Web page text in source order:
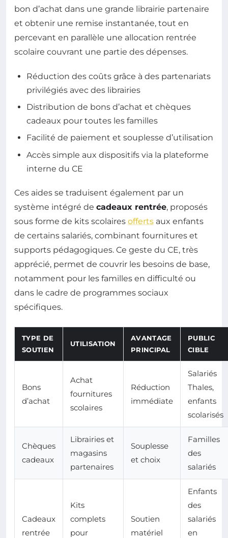
bon d’achat dans une grande librairie partenaire
et obtenir une remise instantanée, tout en
percevant en parallèle une allocation rentrée
scolaire couvrant une partie des dépenses.
Réduction des coûts grâce à des partenariats
privilégiés avec des librairies
Distribution de bons d’achat et chèques
cadeaux pour toutes les familles
Facilité de paiement et souplesse d’utilisation
Accès simple aux dispositifs via la plateforme
interne du CE
Ces aides se traduisent également par un
système intégré de cadeaux rentrée, proposés
sous forme de kits scolaires offerts aux enfants
de certains salariés, combinant fournitures et
supports pédagogiques. Ce geste du CE, très
apprécié, permet de couvrir les besoins de base,
notamment pour les familles en difficulté ou
dans le cadre de programmes sociaux
spécifiques.
TYPE DE
SOUTIEN
UTILISATION
AVANTAGE
PRINCIPAL
PUBLIC
CIBLE
Bons
d’achat
Achat
fournitures
scolaires
Réduction
immédiate
Salariés
Thales,
enfants
scolarisés
Chèques
cadeaux
Librairies et
magasins
partenaires
Souplesse
et choix
Familles
des
salariés
Cadeaux
rentrée
Kits
complets
pour
Soutien
matériel
Enfants
des
salariés
en